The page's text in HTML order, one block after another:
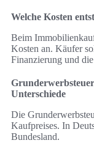
Welche Kosten
Beim
Kosten an. Käufer
Finanzierung und
Unterschiede
Die
Kaufpreises. In
Bundesland.